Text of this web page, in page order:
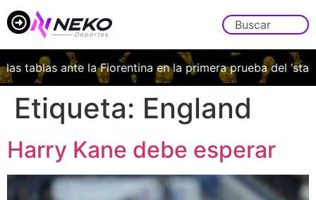
tablas ante la Fiorentina en la primera prueba del
Etiqueta: England
Harry Kane debe esperar